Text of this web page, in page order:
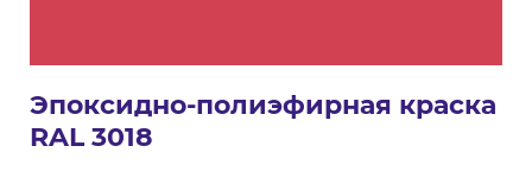
Эпоксидно-полиэфирная краска
RAL 3018